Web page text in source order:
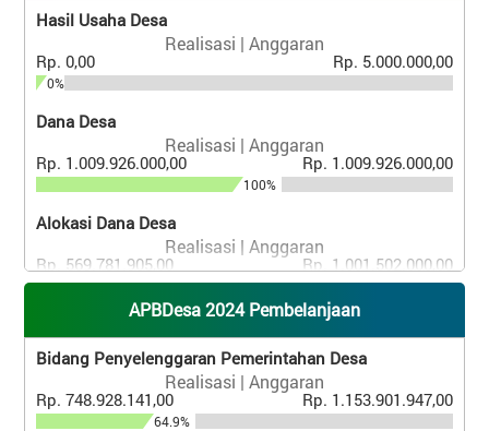
Hasil Usaha Desa
Realisasi | Anggaran
Rp. 0,00 Rp. 5.000.000,00
0%
Dana Desa
Realisasi | Anggaran
Rp. 1.009.926.000,00 Rp. 1.009.926.000,00
Alokasi Dana Desa
Realisasi | Anggaran
Rp. 569.781.905,00 Rp. 1.001.502.000,00
56.89%
Lain-Lain Pendapatan Desa Yang Sah
Realisasi | Anggaran
Rp. 81.057.791,00 Rp. 214.270.907,00
APBDesa 2024 Pembelanjaan
Bidang Penyelenggaran Pemerintahan Desa
Realisasi | Anggaran
Rp. 748.928.141,00 Rp. 1.153.901.947,00